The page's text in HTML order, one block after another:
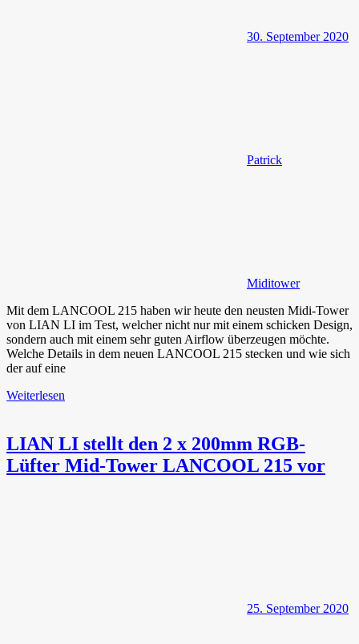
30. September 2020
Patrick
Miditower
Mit dem LANCOOL 215 haben wir heute den neusten Midi-Tower
von LIAN LI im Test, welcher nicht nur mit einem schicken Design,
sondern auch mit einem sehr guten Airflow überzeugen möchte.
Welche Details in dem neuen LANCOOL 215 stecken und wie sich
der auf eine
Weiterlesen
LIAN LI stellt den 2 x 200mm RGB-
Lüfter Mid-Tower LANCOOL 215 vor
25. September 2020